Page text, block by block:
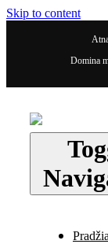
Skip to content
Domina
Pradžia